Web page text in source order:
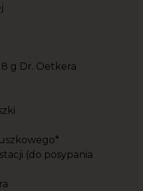
g Dr. Oetkera
(do posypania